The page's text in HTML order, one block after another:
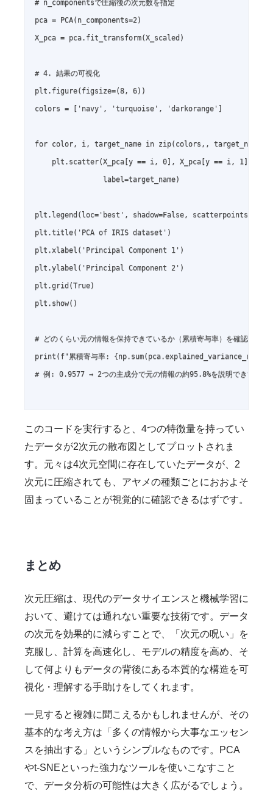
# n_componentsで圧縮後の次元数を指定
pca = PCA(n_components=2)
X_pca = pca.fit_transform(X_scaled)
# 4. 結果の可視化
plt.figure(figsize=(8, 6))
colors = ['navy', 'turquoise', 'darkorange']
for color, i, target_name in zip(colors,, target_names):
plt.scatter(X_pca[y == i, 0], X_pca[y == i, 1],
                label=target_name)
plt.legend(loc='best', shadow=False, scatterpoints=1)
plt.title('PCA of IRIS dataset')
plt.xlabel('Principal Component 1')
plt.ylabel('Principal Component 2')
plt.grid(True)
plt.show()
# どのくらい元の情報を保持できているか（累積寄与率）を確認
print(f"累積寄与率:
# 例: 0.9577 → 2つの主成分で元の情報の約95.8%を説明できている
このコードを実行すると、4つの特徴量を持ってい
たデータが2次元の散布図としてプロットされま
す。元々は4次元空間に存在していたデータが、2
次元に圧縮されても、アヤメの種類ごとにおおよそ
固まっていることが視覚的に確認できるはずです。
まとめ
次元圧縮は、現代のデータサイエンスと機械学習に
おいて、避けては通れない重要な技術です。データ
の次元を効果的に減らすことで、「次元の呪い」を
克服し、計算を高速化し、モデルの精度を高め、そ
して何よりもデータの背後にある本質的な構造を可
視化・理解する手助けをしてくれます。
一見すると複雑に聞こえるかもしれませんが、その
基本的な考え方は「多くの情報から大事なエッセン
スを抽出する」というシンプルなものです。PCA
やt-SNEといった強力なツールを使いこなすこと
で、データ分析の可能性は大きく広がるでしょう。